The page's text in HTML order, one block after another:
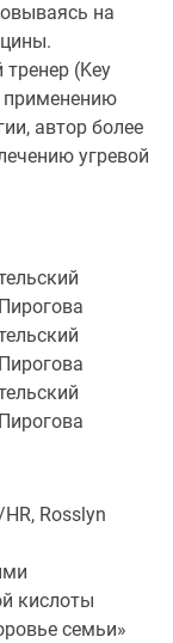
на
(Key
применению
автор более
угревой
Rosslyn
кислоты
семьи»